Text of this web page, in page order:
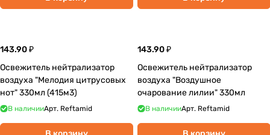
143.90 ₽
Освежитель нейтрализатор
воздуха "Мелодия цитрусовых
нот" 330мл (415м3)
В наличииАрт. Reftamid
143.90 ₽
Освежитель нейтрализатор
воздуха "Воздушное
очарование лилии" 330мл
В наличииАрт. Reftamid